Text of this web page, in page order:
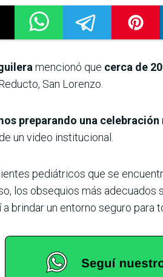
mencionó que cerca de
San Lorenzo.
preparando una
un video institucional.
pediátricos que se
los obsequios más
brindar un entorno seguro para